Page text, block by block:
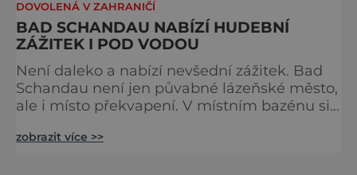
DOVOLENÁ V ZAHRANIČÍ
BAD SCHANDAU NABÍZÍ HUDEBNÍ
ZÁŽITEK I POD VODOU
Není daleko a nabízí nevšední zážitek. Bad
Schandau není jen půvabné lázeňské město,
ale i místo překvapení. V místním bazénu si
vodě. Nádherně osvěžující místo leží jen 8
zobrazit více >>